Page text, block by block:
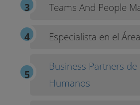
Teams And People
Especialista en el
Business Partners de
Humanos